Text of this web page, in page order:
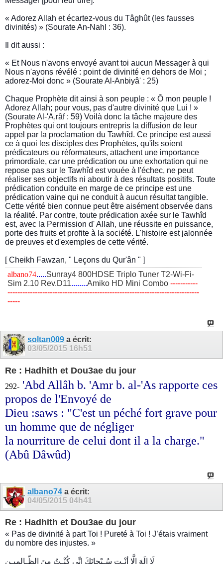
« Adorez Allah et écartez-vous du Tâghût (les fausses
divinités) » (Sourate An-Nahl : 36).
Il dit aussi :
« Et Nous n'avons envoyé avant toi aucun Messager à qui
Nous n'ayons révélé : point de divinité en dehors de Moi ;
adorez-Moi donc » (Sourate Al-Anbiyâ' : 25)
Chaque Prophète dit ainsi à son peuple : « Ô mon peuple !
Adorez Allah; pour vous, pas d'autre divinité que Lui ! »
(Sourate Al-'A,râf : 59) Voilà donc la tâche majeure des
Prophètes qui ont toujours entrepris la diffusion de leur
appel par la proclamation du Tawhîd. Ce principe est aussi
ce à quoi les disciples des Prophètes, qu'ils soient
prédicateurs ou réformateurs, attachent une importance
primordiale, car une prédication ou une exhortation qui ne
repose pas sur le Tawhîd est vouée à l'échec, ne peut
réaliser ses objectifs ni aboutir à des résultats positifs. Toute
prédication conduite en marge de ce principe est une
prédication vaine qui ne conduit à aucun résultat tangible.
Cette vérité bien connue peut être aisément observée dans
la réalité. Par contre, toute prédication axée sur le Tawhîd
est, avec la Permission d' Allah, une réussite en puissance,
porte des fruits et profite à la société. L'histoire est jalonnée
de preuves et d'exemples de cette vérité.
[ Cheikh Fawzan, " Leçons du Qur'ân " ]
albano74.....Sunray4 800HDSE Triplo Tuner T2-Wi-Fi-
Sim 2.10 Rev.D11........Amiko HD Mini Combo ​-----------
-----------------------------------------------------------------------------
-----
soltan009 a écrit:
03/05/2015 16h51
Re : Hadhith et Dou3ae du jour
292- 'Abd Allâh b. 'Amr b. al-'As rapporte ces
propos de l'Envoyé de
Dieu :saws : "C'est un péché fort grave pour
un homme que de négliger
la nourriture de celui dont il a la charge."
(Abû Dâwûd)
albano74 a écrit:
04/05/2015 04h41
Re : Hadhith et Dou3ae du jour
« Pas de divinité à part Toi ! Pureté à Toi ! J’étais vraiment
du nombre des injustes. »
لَا إِلَهَ إِلَّا أنْـت سُـبْحانَكَ إِنِّي كُنْـتُ مِنَ الظّـالِميـن